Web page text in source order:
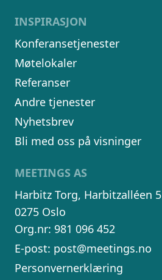
INSPIRASJON
Konferansetjenester
Møtelokaler
Referanser
Andre tjenester
Nyhetsbrev
Bli med oss på visninger
MEETINGS AS
Harbitz Torg, Harbitzalléen 5
0275 Oslo
Org.nr: 981 096 452
E-post: post@meetings.no
Personvernerklæring